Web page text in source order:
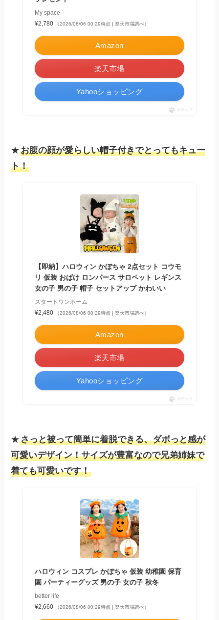
My space
¥2,780
（2026/08/06 00:29時点 | 楽天市場調べ）
Amazon
楽天市場
Yahooショッピング
ポチップ
★お腹の顔が愛らしい帽子付きでとってもキュー
ト！
【即納】ハロウィン かぼちゃ 2点セット コウモ
リ 仮装 おばけ ロンパース サロペット レギンス
女の子 男の子 帽子 セットアップ かわいい
スタートワンホーム
¥2,480
（2026/08/06 00:29時点 | 楽天市場調べ）
Amazon
楽天市場
Yahooショッピング
ポチップ
★さっと被って簡単に着脱できる、ダボっと感が
可愛いデザイン！サイズが豊富なので兄弟姉妹で
着ても可愛いです！
ハロウィン コスプレ かぼちゃ 仮装 幼稚園 保育
園 パーティーグッズ 男の子 女の子 秋冬
better life
¥2,660
（2026/08/06 00:29時点 | 楽天市場調べ）